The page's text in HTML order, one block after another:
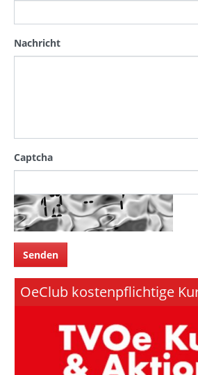
Nachricht
Captcha
OeClub kostenpflichtige